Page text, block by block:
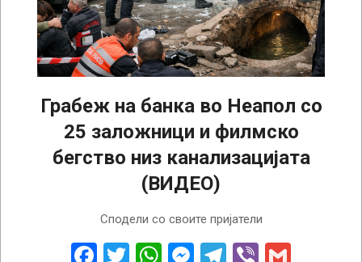
Грабеж на банка во Неапол со
25 заложници и филмско
бегство низ канализацијата
(ВИДЕО)
Сподели со своите пријатели
Facebook
Twitter
WhatsApp
Messenger
Telegram
Viber